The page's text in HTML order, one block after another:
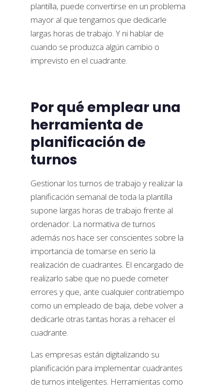
plantilla, puede convertirse en un problema
mayor al que tengamos que dedicarle
largas horas de trabajo. Y ni hablar de
cuando se produzca algún cambio o
imprevisto en el cuadrante.
Por qué emplear una
herramienta de
planificación de
turnos
Gestionar los turnos de trabajo y realizar la
planificación semanal de toda la plantilla
supone largas horas de trabajo frente al
ordenador. La normativa de turnos
además nos hace ser conscientes sobre la
importancia de tomarse en serio la
realización de cuadrantes. El encargado de
realizarlo sabe que no puede cometer
errores y que, ante cualquier contratiempo
como un empleado de baja, debe volver a
dedicarle otras tantas horas a rehacer el
cuadrante.
Las empresas están digitalizando su
planificación para implementar cuadrantes
de turnos inteligentes. Herramientas como